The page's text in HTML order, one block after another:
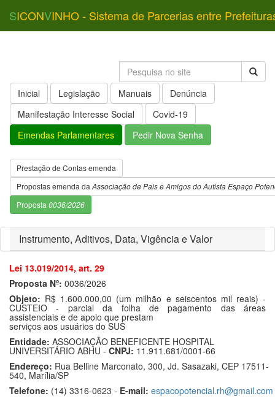
SICONVINHO - Sistema de Parcerias entre
Inicial Legislação Manuais
Denúncia
Manifestação Interesse Social
Covid-19
Emendas Parlamentares
Pedir Nova Senha
Prestação de Contas emenda
Propostas emenda da Associação de Pais e Amigos do Autista Espaço
Proposta 0036/2026
Instrumento, Aditivos, Data, Vigência e Valor
Lei 13.019/2014, art. 29
Proposta Nº: 0036/2026
Objeto: R$ 1.600.000,00 (um milhão e seiscentos mil reais) -
CUSTEIO - parcial da folha de pagamento das áreas
assistenciais e de apoio que prestam
serviços aos usuários do SUS
Entidade: ASSOCIAÇÃO BENEFICENTE HOSPITAL
UNIVERSITÁRIO ABHU - CNPJ: 11.911.681/0001-66
Endereço: Rua Belline Marconato, 300, Jd. Sasazaki, CEP 17511-
540, Marília/SP
Telefone: (14) 3316-0623 - E-mail: espacopotencial.rh@gmail.com